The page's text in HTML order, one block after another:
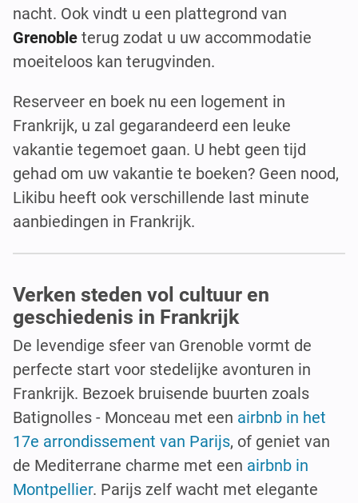
nacht. Ook vindt u een plattegrond van
Grenoble terug zodat u uw accommodatie
moeiteloos kan terugvinden.
Reserveer en boek nu een logement in
Frankrijk, u zal gegarandeerd een leuke
vakantie tegemoet gaan. U hebt geen tijd
gehad om uw vakantie te boeken? Geen nood,
Likibu heeft ook verschillende last minute
aanbiedingen in Frankrijk.
Verken steden vol cultuur en
geschiedenis in Frankrijk
De levendige sfeer van Grenoble vormt de
perfecte start voor stedelijke avonturen in
Frankrijk. Bezoek bruisende buurten zoals
Batignolles - Monceau met een airbnb in het
17e arrondissement van Parijs, of geniet van
de Mediterrane charme met een airbnb in
Montpellier. Parijs zelf wacht met elegante